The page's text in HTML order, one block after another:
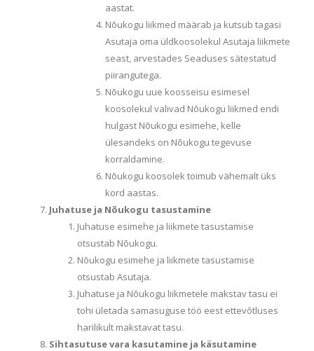
aastat.
Nõukogu liikmed määrab ja kutsub tagasi
Asutaja oma üldkoosolekul Asutaja liikmete
seast, arvestades Seaduses sätestatud
piirangutega.
Nõukogu uue koosseisu esimesel
koosolekul valivad Nõukogu liikmed endi
hulgast Nõukogu esimehe, kelle
ülesandeks on Nõukogu tegevuse
korraldamine.
Nõukogu koosolek toimub vähemalt üks
kord aastas.
Juhatuse ja Nõukogu tasustamine
Juhatuse esimehe ja liikmete tasustamise
otsustab Nõukogu.
Nõukogu esimehe ja liikmete tasustamise
otsustab Asutaja.
Juhatuse ja Nõukogu liikmetele makstav tasu ei
tohi ületada samasuguse töö eest ettevõtluses
harilikult makstavat tasu.
Sihtasutuse vara kasutamine ja käsutamine